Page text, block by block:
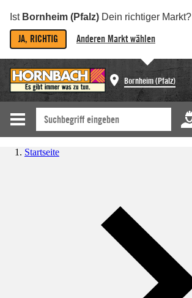
Ist Bornheim (Pfalz) Dein richtiger Markt?
JA, RICHTIG Anderen Markt wählen
Bornheim (Pfalz)
Startseite